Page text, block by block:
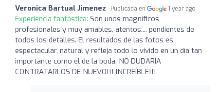
Veronica Bartual Jimenez Publicada en 1 year ago
Experiencia fantástica: Son unos magníficos
profesionales y muy amables, atentos..., pendientes de
todos los detalles. El resultados de las fotos es
espectacular, natural y refleja todo lo vivido en un día tan
importante como el de la boda. NO DUDARÍA
CONTRATARLOS DE NUEVO!!! INCREÍBLE!!!